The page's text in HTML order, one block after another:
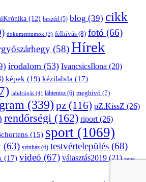
(12) beszéd (5) blog (39) cikk
dokumentumok (3) felhívás (8) fotó (66)
(58)Hírek
irodalom (53) IvancsicsIlona (20)
képek (19) kézilabda (17)
labdrúgás (4) lábtenisz (6) meghívó (7)
(339) pz (116) pZ.KissZ (26)
rendőrségi (162) riport(26)
(15) sport (1069)
(63) színház (6) testvértelepülés (68)
(17) videó (67) választás2019 (21) zene